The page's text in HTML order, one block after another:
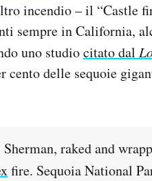
incendio – il “Castle
sempre in California,
uno studiocitato dal
cento delle sequoie
raked and
fire. Sequoia National